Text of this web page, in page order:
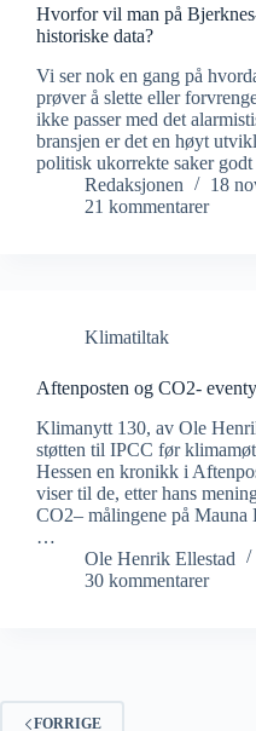
Hvorfor vil man på
historiske data?
Vi ser nok en gang på
prøver å slette eller
ikke passer med det
bransjen er det en høyt
politisk ukorrekte saker
Redaksjonen
18
21 kommentarer
Klimatiltak
Aftenposten og CO2-
Klimanytt 130, av Ole
støtten til IPCC før
Hessen en kronikk i
viser til de, etter hans
CO2– målingene på
…
Ole Henrik Ellestad
30 kommentarer
FORRIGE